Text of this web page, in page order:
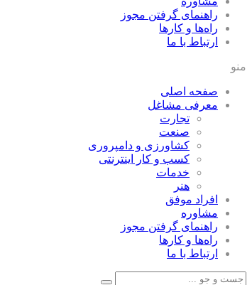
راهنمای گرفتن مجوز
راه‌ها و كارها
ارتباط با ما
منو
صفحه اصلی
معرفی مشاغل
تجارت
صنعت
كشاورزی و دامپروری
كسب و كار اينترنتی
خدمات
هنر
افراد موفق
مشاوره
راهنمای گرفتن مجوز
راه‌ها و كارها
ارتباط با ما